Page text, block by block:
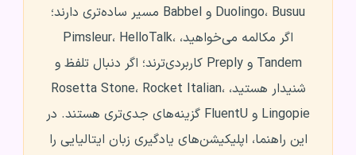
Duolingo، Busuu و Babbel مسیر ساده‌تری دارند؛
اگر مکالمه می‌خواهید، Pimsleur، HelloTalk،
Tandem و Preply کاربردی‌ترند؛ اگر دنبال تلفظ و
شنیدار هستید، Rosetta Stone، Rocket Italian،
Lingopie و FluentU گزینه‌های جدی‌تری هستند. در
این راهنما، اپلیکیشن‌های یادگیری زبان ایتالیایی را